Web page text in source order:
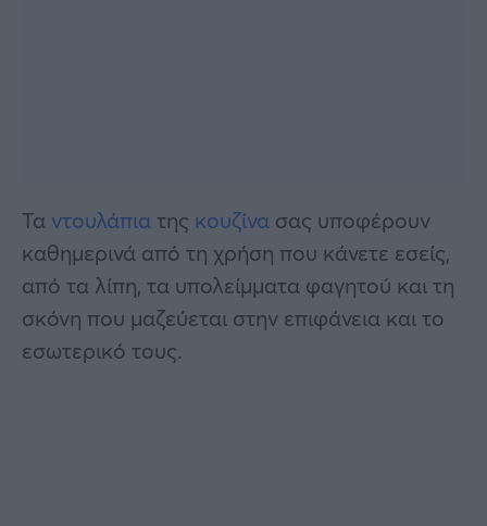
Τα ντουλάπιατης κουζίνα σας υποφέρουν
καθημερινά από τη χρήση που κάνετε εσείς,
από τα λίπη, τα υπολείμματα φαγητού και τη
σκόνη που μαζεύεται στην επιφάνεια και το
εσωτερικό τους.